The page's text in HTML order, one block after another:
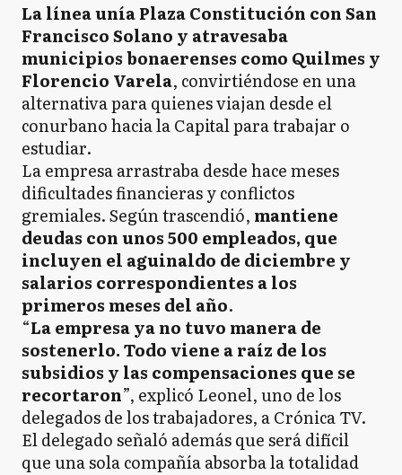
La línea unía Plaza Constitución con San
Francisco Solano y atravesaba
municipios bonaerenses como Quilmes y
Florencio Varela, convirtiéndose en una
alternativa para quienes viajan desde el
conurbano hacia la Capital para trabajar o
estudiar.
La empresa arrastraba desde hace meses
dificultades financieras y conflictos
gremiales. Según trascendió, mantiene
deudas con unos 500 empleados, que
incluyen el aguinaldo de diciembre y
salarios correspondientes a los
primeros meses del año.
“La empresa ya no tuvo manera de
sostenerlo. Todo viene a raíz de los
subsidios y las compensaciones que se
recortaron”, explicó Leonel, uno de los
delegados de los trabajadores, a Crónica TV.
El delegado señaló además que será difícil
que una sola compañía absorba la totalidad